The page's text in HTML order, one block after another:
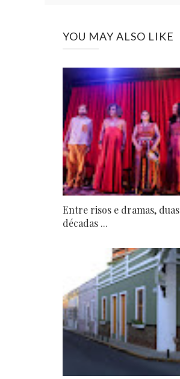
YOU MAY ALSO LIKE
Entre risos e dramas, duas
décadas ...